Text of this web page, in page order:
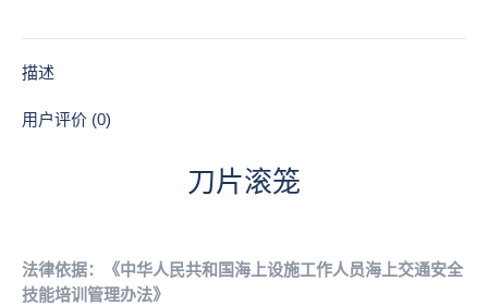
描述
用户评价 (0)
刀片滚笼
法律依据：《中华人民共和国海上设施工作人员海上交通安全
技能培训管理办法》